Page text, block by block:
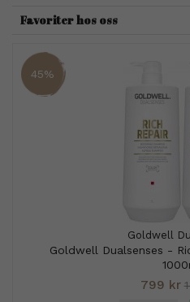
Favoriter hos oss
45%
Goldwell
Goldwell Dualsenses -
799 kr